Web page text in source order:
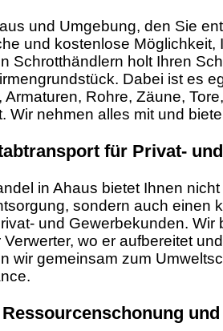
und Umgebung, den Sie
und kostenlose Möglichkeit,
Schrotthändlern holt Ihren
Dabei ist es
Armaturen, Rohre, Zäune,
Wir nehmen alles mit und
für Privat-
in Ahaus bietet Ihnen
sondern auch einen
und Gewerbekunden. Wir
wo er aufbereitet
wir gemeinsam zum